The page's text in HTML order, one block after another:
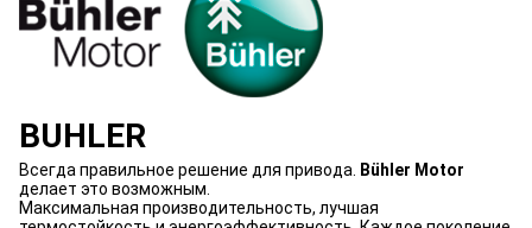
BUHLER
Всегда правильное решение для привода.
Bühler Motor
делает это возможным.
Максимальная производительность, лучшая